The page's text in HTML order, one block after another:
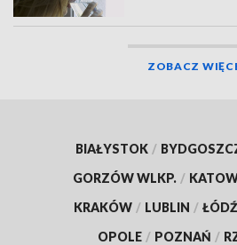
ZOBACZ
BIAŁYSTOK /
GORZÓW WLKP. /
KRAKÓW / LUBLIN / ŁÓDŹ
OPOLE / POZNAŃ /